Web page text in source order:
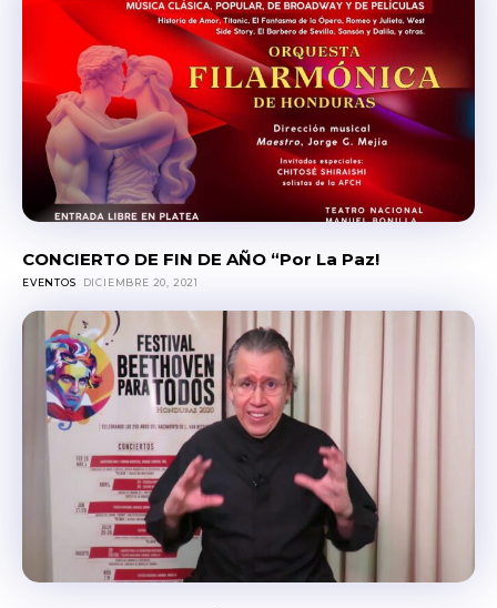
CONCIERTO DE FIN DE AÑO “Por La Paz!
EVENTOS DICIEMBRE 20, 2021